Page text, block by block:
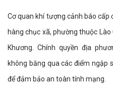
Cơ quan khí tượng cảnh báo
hàng chục xã, phường thuộc Lào
Khương. Chính quyền địa
không băng qua các điểm ngập
để đảm bảo an toàn tính mạng.